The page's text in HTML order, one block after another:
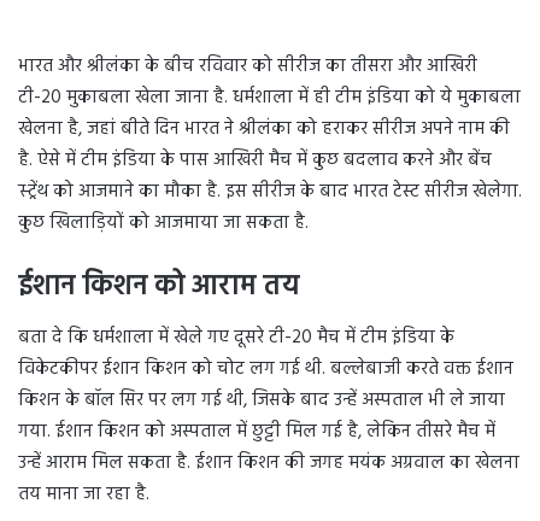
भारत और श्रीलंका के बीच रविवार को सीरीज का तीसरा और आखिरी
टी-20 मुकाबला खेला जाना है. धर्मशाला में ही टीम इंडिया को ये मुकाबला
खेलना है, जहां बीते दिन भारत ने श्रीलंका को हराकर सीरीज अपने नाम की
है. ऐसे में टीम इंडिया के पास आखिरी मैच में कुछ बदलाव करने और बेंच
स्ट्रेंथ को आजमाने का मौका है. इस सीरीज के बाद भारत टेस्ट सीरीज खेलेगा.
कुछ खिलाड़ियों को आजमाया जा सकता है.
ईशान किशन को आराम तय
बता दे कि धर्मशाला में खेले गए दूसरे टी-20 मैच में टीम इंडिया के
विकेटकीपर ईशान किशन को चोट लग गई थी. बल्लेबाजी करते वक्त ईशान
किशन के बॉल सिर पर लग गई थी, जिसके बाद उन्हें अस्पताल भी ले जाया
गया. ईशान किशन को अस्पताल में छुट्टी मिल गई है, लेकिन तीसरे मैच में
उन्हें आराम मिल सकता है. ईशान किशन की जगह मयंक अग्रवाल का खेलना
तय माना जा रहा है.